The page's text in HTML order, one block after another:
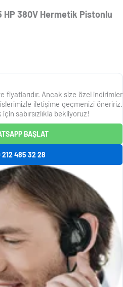
HP 380V Hermetik Pistonlu
Ancak size özel indirimler
iletişime geçmenizi öneririz.
sabırsızlıkla bekliyoruz!
BAŞLAT
212 485 32 28